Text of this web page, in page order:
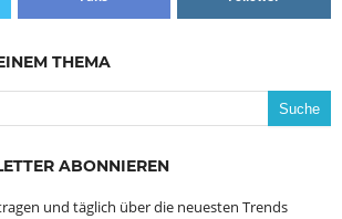
THEMA
ABONNIEREN
und täglich über die neuesten Trends